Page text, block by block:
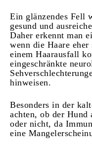
Ein glänzendes Fell
gesund und
Daher erkennt man
wenn die Haare
einem Haarausfall
eingeschränkte
hinweisen.
Besonders in der
achten, ob der
oder nicht, da
eine